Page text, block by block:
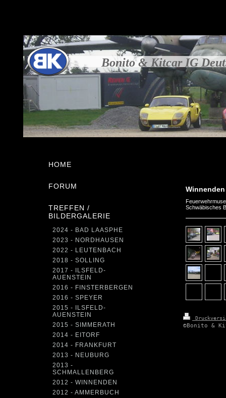
Bonito & Kitcar IG
Winnenden
Schwäbisches
©Bonito &
HOME
FORUM
TREFFEN /
BILDERGALERIE
2024 - BAD LAASPHE
2023 - NORDHAUSEN
2022 - LEUTENBACH
2018 - SOLLING
2017 - ILSFELD-
AUENSTEIN
2016 - FINSTERBERGEN
2016 - SPEYER
2015 - ILSFELD-
AUENSTEIN
2015 - SIMMERATH
2014 - EITORF
2014 - FRANKFURT
2013 - NEUBURG
2013 -
SCHMALLENBERG
2012 - WINNENDEN
2012 - AMMERBUCH